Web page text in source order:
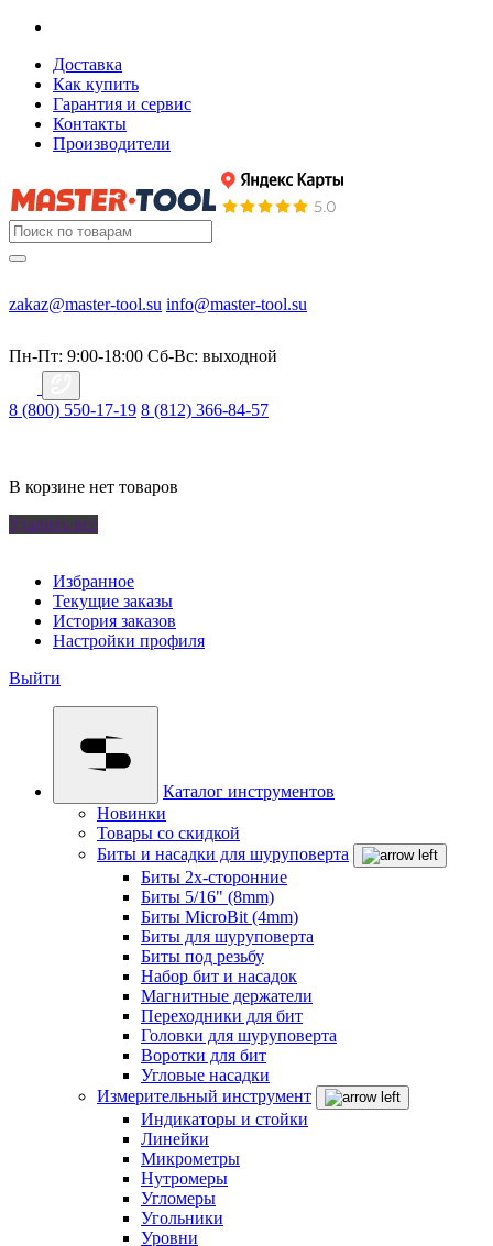
Доставка
Как купить
Гарантия и сервис
Контакты
Производители
zakaz@master-tool.su info@master-tool.su
Пн-Пт: 9:00-18:00 Cб-Вс: выходной
8 (800) 550-17-19 8 (812) 366-84-57
В корзине нет товаров
Удалить все
Избранное
Текущие заказы
История заказов
Настройки профиля
Выйти
Каталог инструментов
Новинки
Товары со скидкой
Биты и насадки для шуруповерта
Биты 2х-сторонние
Биты 5/16" (8mm)
Биты MicroBit (4mm)
Биты для шуруповерта
Биты под резьбу
Набор бит и насадок
Магнитные держатели
Переходники для бит
Головки для шуруповерта
Воротки для бит
Угловые насадки
Измерительный инструмент
Индикаторы и стойки
Линейки
Микрометры
Нутромеры
Угломеры
Угольники
Уровни